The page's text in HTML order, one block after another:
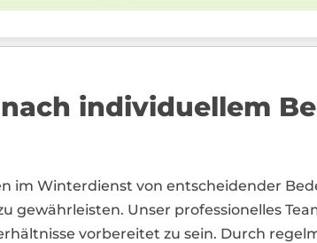
individuellem
im Winterdienst von entscheidender
gewährleisten. Unser professionelles
vorbereitet zu sein. Durch